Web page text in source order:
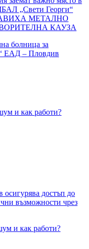
„Свети Георги“
МЕТАЛНО
КАУЗА
и как работи?
достъп до
възможности чрез
и как работи?